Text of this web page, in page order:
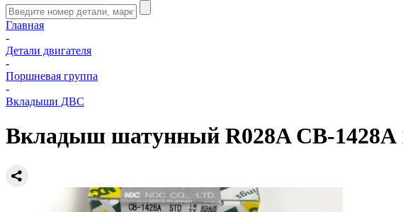
Главная
-
Детали двигателя
-
Поршневая группа
-
Вкладыши ДВС
Вкладыш шатунный R028A CB-1428A